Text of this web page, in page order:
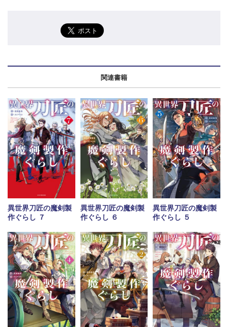
関連書籍
異世界刀匠の魔剣製
作ぐらし ７
異世界刀匠の魔剣製
作ぐらし ６
異世界刀匠の魔剣製
作ぐらし ５